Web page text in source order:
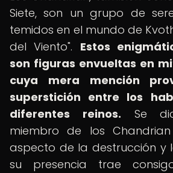
Siete, son un grupo de
temidos en el mundo de
del Viento". Estos
son figuras envueltas en
cuya mera mención
superstición entre los
diferentes reinos. Se
miembro de los
aspecto de la destrucción y
su presencia trae